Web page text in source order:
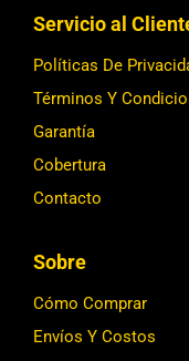
Servicio al
Políticas De
Términos Y
Garantía
Cobertura
Contacto
Sobre
Cómo Comprar
Envíos Y Costos